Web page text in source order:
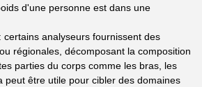
d'une personne est dans une
certains analyseurs fournissent des
régionales, décomposant la composition
parties du corps comme les bras, les
peut être utile pour cibler des domaines